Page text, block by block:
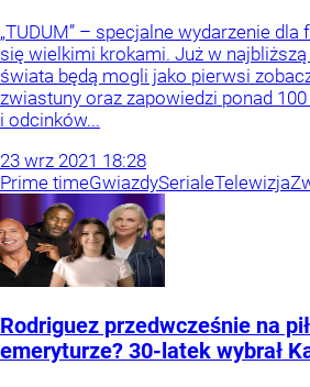
„TUDUM” – specjalne wydarzenie
się wielkimi krokami. Już w
świata będą mogli jako pierwsi
zwiastuny oraz zapowiedzi ponad
i odcinków...
23 wrz 2021 18:28
Prime timeGwiazdySerialeTelewizja
Rodriguez przedwcześnie na
emeryturze? 30-latek wybrał